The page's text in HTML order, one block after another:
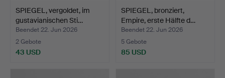
SPIEGEL, vergoldet, im
gustavianischen Sti…
Beendet 22. Jun 2026
2 Gebote
43 USD
SPIEGEL, bronziert,
Empire, erste Hälfte d…
Beendet 22. Jun 2026
5 Gebote
85 USD